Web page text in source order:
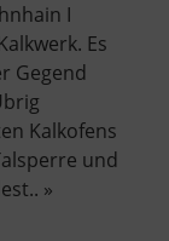
I
Es
Gegend
Kalkofens
und
»